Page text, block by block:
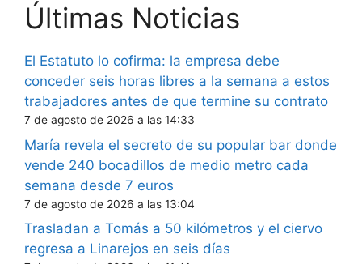
Últimas Noticias
El Estatuto lo cofirma: la empresa debe
conceder seis horas libres a la semana a estos
trabajadores antes de que termine su contrato
7 de agosto de 2026 a las 14:33
María revela el secreto de su popular bar donde
vende 240 bocadillos de medio metro cada
semana desde 7 euros
7 de agosto de 2026 a las 13:04
Trasladan a Tomás a 50 kilómetros y el ciervo
regresa a Linarejos en seis días